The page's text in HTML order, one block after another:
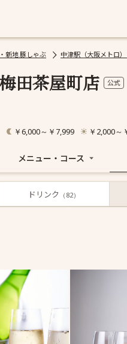
新地 豚しゃぶ 中津駅（大阪メトロ
田茶屋町店 公式
￥6,000～￥7,999 ￥2,000～
メニュー・コース
ドリンク （82）